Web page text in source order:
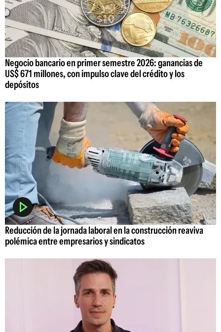
Negocio bancario en primer semestre 2026: ganancias de
US$ 671 millones, con impulso clave del crédito y los
depósitos
Reducción de la jornada laboral en la construcción reaviva
polémica entre empresarios y sindicatos